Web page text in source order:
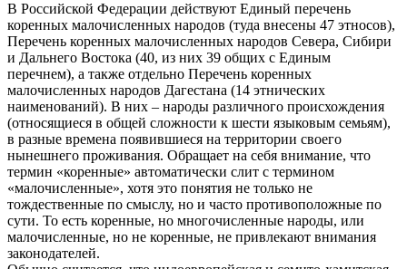
В Российской Федерации действуют Единый перечень
коренных малочисленных народов (туда внесены 47 этносов),
Перечень коренных малочисленных народов Севера, Сибири
и Дальнего Востока (40, из них 39 общих с Единым
перечнем), а также отдельно Перечень коренных
малочисленных народов Дагестана (14 этнических
наименований). В них – народы различного происхождения
(относящиеся в общей сложности к шести языковым семьям),
в разные времена появившиеся на территории своего
нынешнего проживания. Обращает на себя внимание, что
термин «коренные» автоматически слит с термином
«малочисленные», хотя это понятия не только не
тождественные по смыслу, но и часто противоположные по
сути. То есть коренные, но многочисленные народы, или
малочисленные, но не коренные, не привлекают внимания
законодателей.